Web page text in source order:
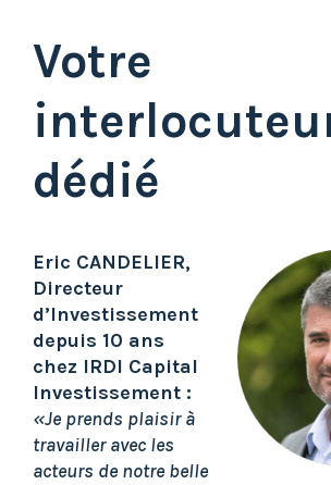
Votre
dédié
Eric CANDELIER,
Directeur
d’Investissement
depuis 10 ans
chez IRDI Capital
Investissement :
«Je prends plaisir à
travailler avec les
acteurs de notre belle